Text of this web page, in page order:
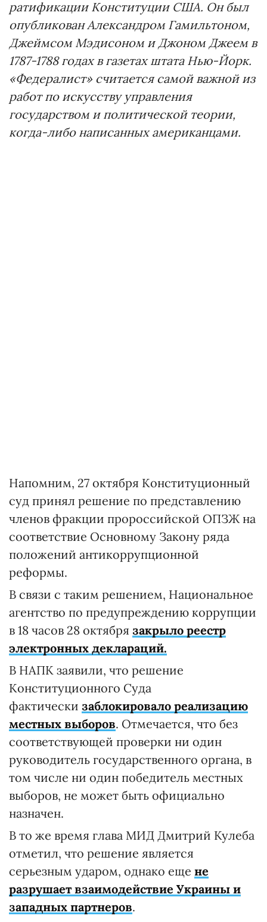
ратификации Конституции США. Он был
опубликован Александром Гамильтоном,
Джеймсом Мэдисоном и Джоном Джеем в
1787-1788 годах в газетах штата Нью-Йорк.
«Федералист» считается самой важной из
работ по искусству управления
государством и политической теории,
когда-либо написанных американцами.
Напомним, 27 октября Конституционный
суд принял решение по представлению
членов фракции пророссийской ОПЗЖ на
соответствие Основному Закону ряда
положений антикоррупционной
реформы.
В связи с таким решением, Национальное
агентство по предупреждению коррупции
в 18 часов 28 октября закрыло реестр
электронных деклараций.
В НАПК заявили, что решение
Конституционного Суда
фактически заблокировало реализацию
местных выборов. Отмечается, что без
соответствующей проверки ни один
руководитель государственного органа, в
том числе ни один победитель местных
выборов, не может быть официально
назначен.
В то же время глава МИД Дмитрий Кулеба
отметил, что решение является
серьезным ударом, однако еще не
разрушает взаимодействие Украины и
западных партнеров.